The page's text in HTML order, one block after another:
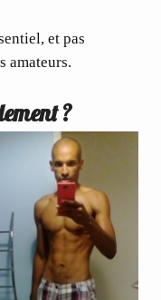
et pas
amateurs.
?